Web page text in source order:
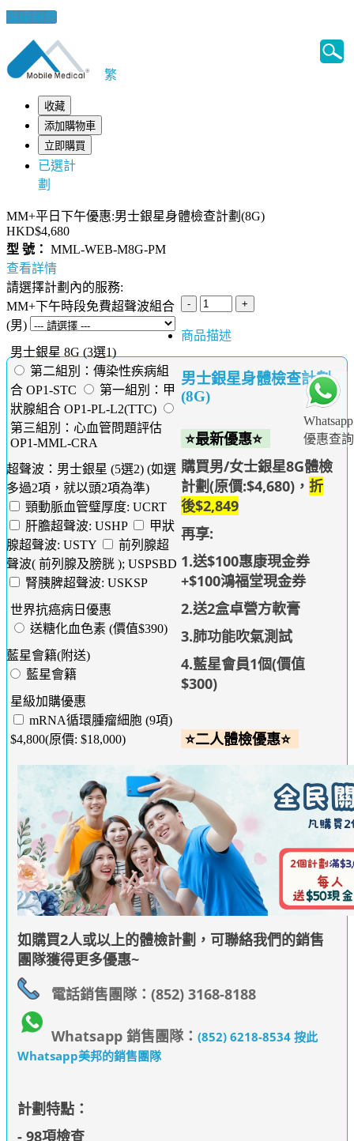
健康錦囊
Whatsapp
優惠查詢
繁
收藏
添加購物車
立即購買
已選計
劃
MM+平日下午優惠:男士銀星身體檢查計劃(8G)
HKD$4,680
型 號： MML-WEB-M8G-PM
查看詳情
請選擇計劃內的服務:
MM+下午時段免費超聲波組合
(男)
男士銀星 8G (3選1)
第二組別：傳染性疾病組
合 OP1-STC
第一組別：甲
狀腺組合 OP1-PL-L2(TTC)
第三組別：心血管問題評估
OP1-MML-CRA
超聲波：男士銀星 (5選2) (如選
多過2項，就以頭2項為準)
頸動脈血管璧厚度: UCRT
肝膽超聲波: USHP
甲狀
腺超聲波: USTY
前列腺超
聲波( 前列腺及膀胱 ); USPSBD
腎胰脾超聲波: USKSP
世界抗癌病日優惠
送糖化血色素 (價值$390)
藍星會籍(附送)
藍星會籍
星級加購優惠
mRNA循環腫瘤細胞 (9項)
$4,800(原價: $18,000)
商品描述
男士銀星身體檢查計劃
(8G)
⭐最新優惠⭐
購買男/女士銀星8G體檢
計劃(原價:$4,680)， 折
後$2,849
再享:
1.送$100惠康現金券
+$100鴻福堂現金券
2.送2盒卓營方軟膏
3.肺功能吹氣測試
4.藍星會員1個(價值
$300)
⭐二人體檢優惠⭐
如購買2人或以上的體檢計劃，可聯絡我們的銷售
團隊獲得更多優惠~
電話銷售團隊：(852) 3168-8188
Whatsapp 銷售團隊：(852) 6218-8534 按此
Whatsapp美邦的銷售團隊
計劃特點：
- 98項檢查